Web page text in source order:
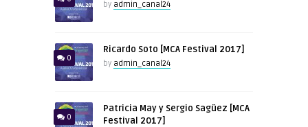
by admin_canal24
0
Ricardo Soto [MCA Festival 2017]
by admin_canal24
0
Patricia May y Sergio Sagüez [MCA
Festival 2017]